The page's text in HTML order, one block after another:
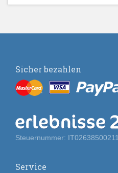
Sicher bezahlen
Steuernummer: IT02638500211
Service